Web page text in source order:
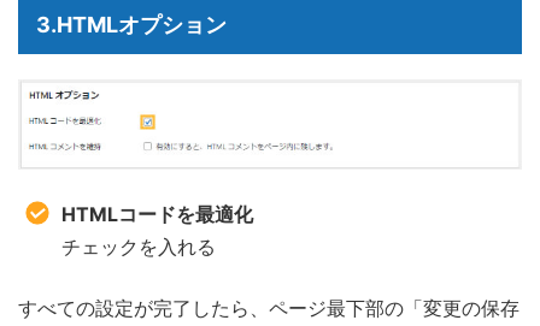
3.HTMLオプション
HTMLコードを最適化
チェックを入れる
すべての設定が完了したら、ページ最下部の「変更の保存